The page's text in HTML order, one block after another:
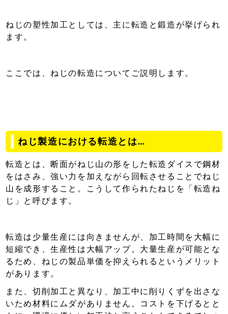
ねじの塑性加工としては、主に転造と鍛造が挙げられ
ます。
ここでは、ねじの転造についてご説明します。
ねじ製造における転造とは…
転造とは、断面がねじ山の形をした転造ダイスで鋼材
をはさみ、強い力を加えながら回転させることでねじ
山を成形すること。こうして作られたねじを「転造ね
じ」と呼びます。
転造は少量生産には向きませんが、加工時間を大幅に
短縮でき、生産性は大幅アップ。大量生産が可能とな
るため、ねじの製品単価を抑えられるというメリット
があります。
また、切削加工と異なり、加工中に削りくずを出さな
いため材料にムダがありません。コストを下げるとと